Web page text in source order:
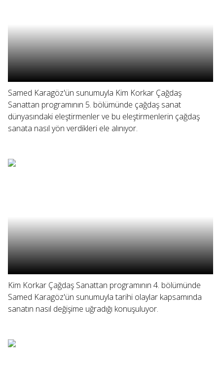
Samed Karagöz'ün sunumuyla Kim Korkar Çağdaş
Sanattan programının 5. bölümünde çağdaş sanat
dünyasındaki eleştirmenler ve bu eleştirmenlerin çağdaş
sanata nasıl yön verdikleri ele alınıyor.
Kim Korkar Çağdaş Sanattan programının 4. bölümünde
Samed Karagöz'ün sunumuyla tarihi olaylar kapsamında
sanatın nasıl değişime uğradığı konuşuluyor.